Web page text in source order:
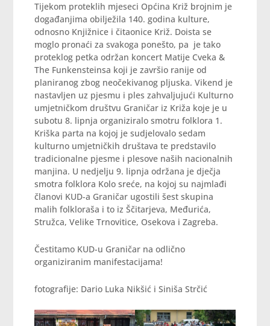
Tijekom proteklih mjeseci Općina Križ brojnim je
događanjima obilježila 140. godina kulture,
odnosno Knjižnice i čitaonice Križ. Doista se
moglo pronaći za svakoga ponešto, pa je tako
proteklog petka održan koncert Matije Cveka &
The Funkensteinsa koji je završio ranije od
planiranog zbog neočekivanog pljuska. Vikend je
nastavljen uz pjesmu i ples zahvaljujući Kulturno
umjetničkom društvu Graničar iz Križa koje je u
subotu 8. lipnja organiziralo smotru folklora 1.
Kriška parta na kojoj je sudjelovalo sedam
kulturno umjetničkih društava te predstavilo
tradicionalne pjesme i plesove naših nacionalnih
manjina. U nedjelju 9. lipnja održana je dječja
smotra folklora Kolo sreće, na kojoj su najmlađi
članovi KUD-a Graničar ugostili šest skupina
malih folkloraša i to iz Ščitarjeva, Međurića,
Stružca, Velike Trnovitice, Osekova i Zagreba.
Čestitamo KUD-u Graničar na odlično
organiziranim manifestacijama!
fotografije: Dario Luka Nikšić i Siniša Strčić